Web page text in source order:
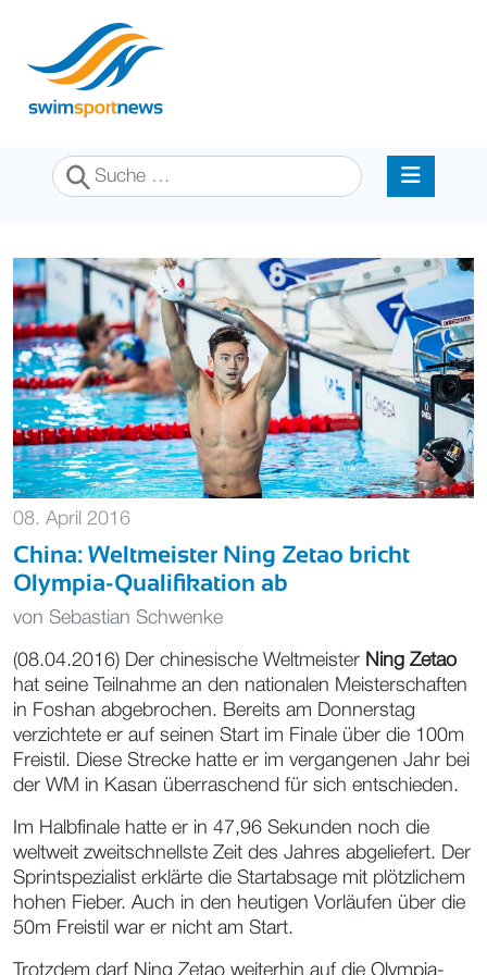
Suchen
08. April 2016
China: Weltmeister Ning Zetao bricht
Olympia-Qualifikation ab
von Sebastian Schwenke
(08.04.2016) Der chinesische Weltmeister Ning Zetao
hat seine Teilnahme an den nationalen Meisterschaften
in Foshan abgebrochen. Bereits am Donnerstag
verzichtete er auf seinen Start im Finale über die 100m
Freistil. Diese Strecke hatte er im vergangenen Jahr bei
der WM in Kasan überraschend für sich entschieden.
Im Halbfinale hatte er in 47,96 Sekunden noch die
weltweit zweitschnellste Zeit des Jahres abgeliefert. Der
Sprintspezialist erklärte die Startabsage mit plötzlichem
hohen Fieber. Auch in den heutigen Vorläufen über die
50m Freistil war er nicht am Start.
Trotzdem darf Ning Zetao weiterhin auf die Olympia-